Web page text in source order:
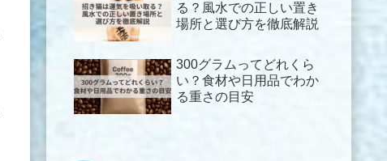
る？風水での正しい置き
場所と選び方を徹底解説
300グラムってどれくら
い？食材や日用品でわか
る重さの目安